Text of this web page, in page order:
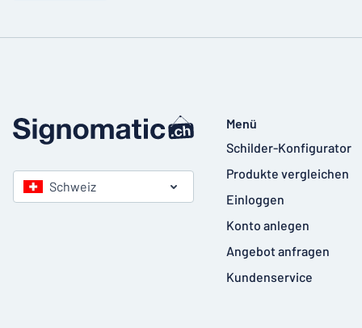
Schweiz
Menü
Schilder-Konfigurator
Produkte vergleichen
Einloggen
Konto anlegen
Angebot anfragen
Kundenservice